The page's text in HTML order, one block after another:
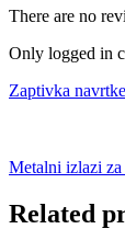
There are no
Only logged in
Zaptivka
Metalni izlazi
Related